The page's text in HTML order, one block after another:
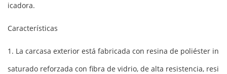
icadora.
Características
1. La carcasa exterior está fabricada con resina de poliéster in
saturado reforzada con fibra de vidrio, de alta resistencia, resi